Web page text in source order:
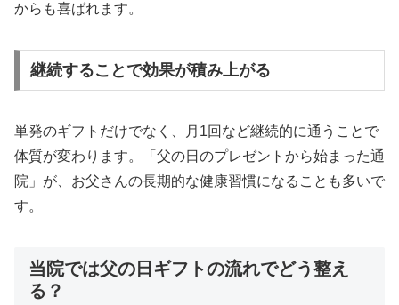
からも喜ばれます。
継続することで効果が積み上がる
単発のギフトだけでなく、月1回など継続的に通うことで
体質が変わります。「父の日のプレゼントから始まった通
院」が、お父さんの長期的な健康習慣になることも多いで
す。
当院では父の日ギフトの流れでどう整え
る？